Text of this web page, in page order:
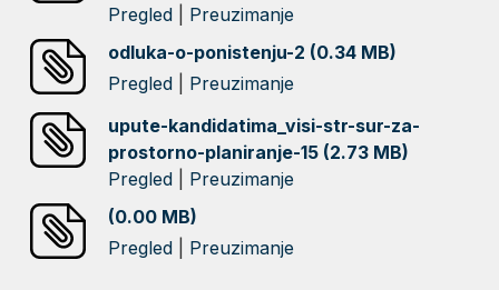
Pregled
Preuzimanje
odluka-o-ponistenju-2 (0.34 MB)
Pregled
Preuzimanje
upute-kandidatima_visi-str-sur-za-
prostorno-planiranje-15 (2.73 MB)
Pregled
Preuzimanje
(0.00 MB)
Pregled
Preuzimanje